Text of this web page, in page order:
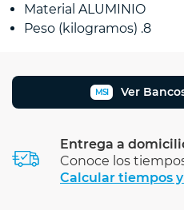
Material ALUMINIO
Peso (kilogramos) .8
MSI Ver
Entrega a
Conoce los
Calcular tiempos